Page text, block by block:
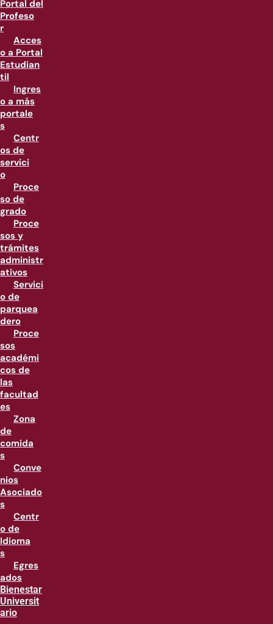
Portal del
Profeso
r
Acces
o a Portal
Estudian
til
Ingres
o a más
portale
s
Centr
os de
servici
o
Proce
so de
grado
Proce
sos y
trámites
administr
ativos
Servici
o de
parquea
dero
Proce
sos
académi
cos de
las
facultad
es
Zona
de
comida
s
Conve
nios
Asociado
s
Centr
o de
Idioma
s
Egres
ados
Bienestar
Universit
ario